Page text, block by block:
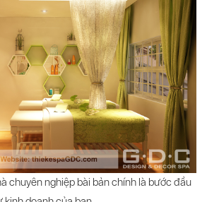
chuyên nghiệp bài bản chính là bước đầu